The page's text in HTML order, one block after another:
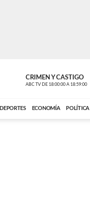
CRIMEN Y CASTIGO
ABC TV DE 18:00:00 A 18:59:00
DEPORTES ECONOMÍA POLÍTICA